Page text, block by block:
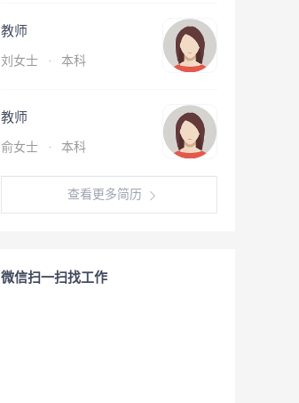
教师
刘女士 · 本科
教师
俞女士 · 本科
查看更多简历
微信扫一扫找工作